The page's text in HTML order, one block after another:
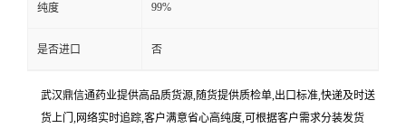
纯度 99%
是否进口 否
武汉鼎信通药业提供高品质货源,随货提供质检单,出口标准,快递及时送
货上门,网络实时追踪,客户满意省心高纯度,可根据客户需求分装发货